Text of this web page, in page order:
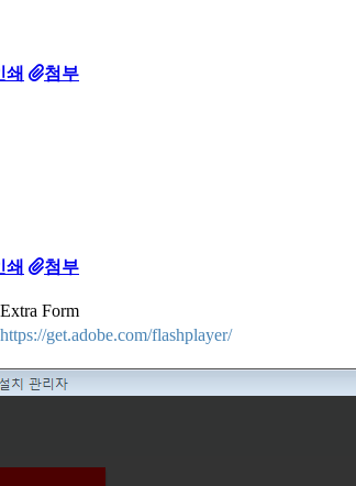
쇄 첨부
쇄 첨부
Extra Form
https://get.adobe.com/flashplayer/